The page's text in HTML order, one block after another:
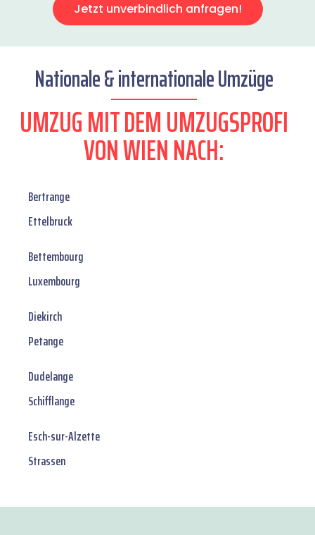
Jetzt unverbindlich anfragen!
Nationale & internationale Umzüge
UMZUG MIT DEM UMZUGSPROFI
VON WIEN NACH:
Bertrange
Ettelbruck
Bettembourg
Luxembourg
Diekirch
Petange
Dudelange
Schifflange
Esch-sur-Alzette
Strassen